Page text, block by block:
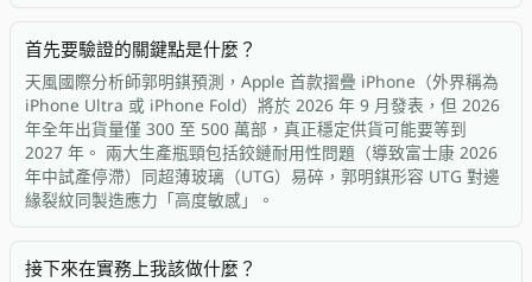
首先要驗證的關鍵點是什麼？
天風國際分析師郭明錤預測，Apple 首款摺疊 iPhone（外界稱為
iPhone Ultra 或 iPhone Fold）將於 2026 年 9 月發表，但 2026
年全年出貨量僅 300 至 500 萬部，真正穩定供貨可能要等到
2027 年。 兩大生產瓶頸包括鉸鏈耐用性問題（導致富士康 2026
年中試產停滯）同超薄玻璃（UTG）易碎，郭明錤形容 UTG 對邊
緣裂紋同製造應力「高度敏感」。
接下來在實務上我該做什麼？